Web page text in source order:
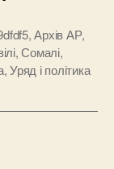
,Архів АР,
,Сомалі,
,Уряд і політика